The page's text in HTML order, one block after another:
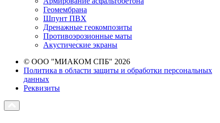
Геомембрана
Шпунт ПВХ
Дренажные геокомпозиты
Противоэрозионные маты
Акустические экраны
© ООО "МИАКОМ СПБ" 2026
Политика в области защиты и обработки персональных
данных
Реквизиты